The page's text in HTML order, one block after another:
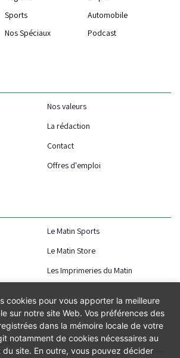
Sports
Automobile
Nos Spéciaux Podcast
Nos valeurs
La rédaction
Contact
Offres d'emploi
Le Matin Sports
Le Matin Store
Les Imprimeries du Matin
cookies pour vous apporter la meilleure
sur notre site Web. Vos préférences des
dans la mémoire locale de votre
notamment de cookies nécessaires au
site. En outre, vous pouvez décider